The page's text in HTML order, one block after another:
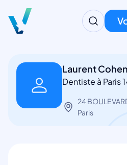
Laurent Cohen
Dentiste à Paris
24
Paris